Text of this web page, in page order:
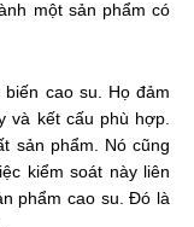
một sản phẩm có
cao su. Họ đảm
và kết cấu phù hợp.
sản phẩm. Nó cũng
kiểm soát này liên
phẩm cao su. Đó là